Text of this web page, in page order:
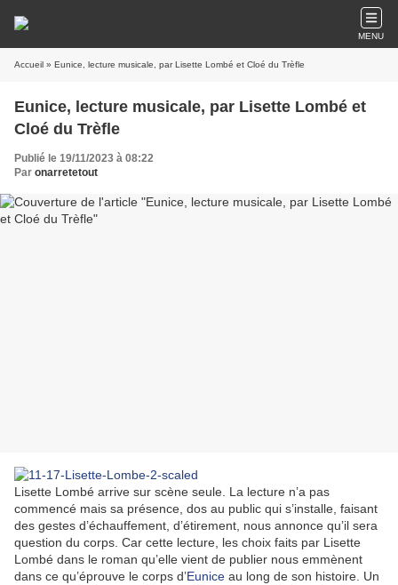
MENU
Accueil » Eunice, lecture musicale, par Lisette Lombé et Cloé du Trèfle
Eunice, lecture musicale, par Lisette Lombé et
Cloé du Trèfle
Publié le 19/11/2023 à 08:22
Par onarretetout
Lisette Lombé arrive sur scène seule. La lecture n’a pas
commencé mais sa présence, dos au public qui s’installe, faisant
des gestes d’échauffement, d’étirement, nous annonce qu’il sera
question du corps. Car cette lecture, les choix faits par Lisette
Lombé dans le roman qu’elle vient de publier nous emmènent
dans ce qu’éprouve le corps d’Eunice au long de son histoire. Un